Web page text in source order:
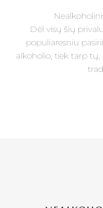
Dėl visų šių
populiaresniu
alkoholio, tiek tarp